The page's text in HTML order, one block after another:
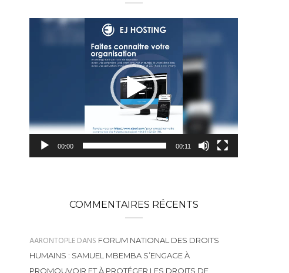
Lecteur
vidéo
00:00 00:11
COMMENTAIRES RÉCENTS
AARONTOPLEDANS FORUM NATIONAL DES DROITS
HUMAINS : SAMUEL MBEMBA S’ENGAGE À
PROMOUVOIR ET À PROTÉGER LES DROITS DE